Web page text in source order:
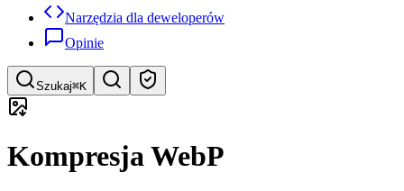
Narzędzia dla deweloperów
Opinie
Szukaj⌘K
Szukaj narzędzi
Szybkie wyszukiwanie narzędzi
Kompresja WebP